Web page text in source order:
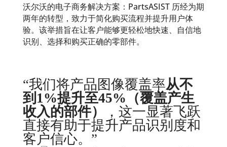
沃尔沃的电子商务解决方案：PartsASIST 历经为期
两年的转型，致力于简化购买流程并提升用户体
验。该举措旨在让客户能够更轻松地快速、自信地
识别、选择和购买正确的零部件。
“我们将产品图像覆盖率从不
到1%提升至45%（覆盖产生
收入的部件）
，这一显著飞跃
直接有助于提升产品识别度和
客户信心。”